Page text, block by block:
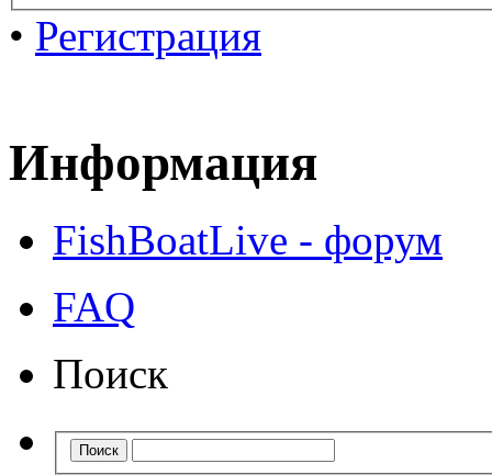
• Регистрация
Информация
FishBoatLive - форум
FAQ
Поиск